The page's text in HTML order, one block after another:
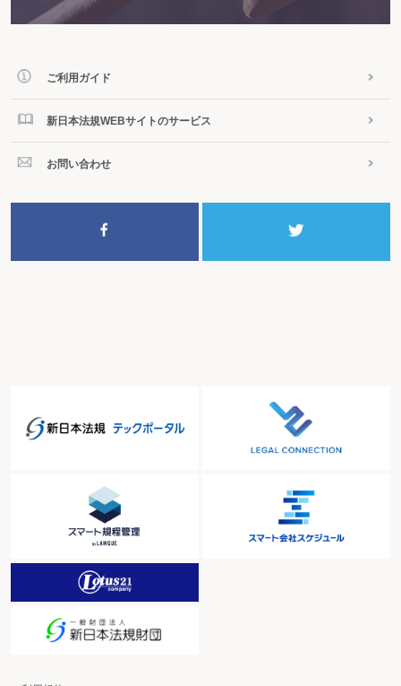
ご利用ガイド
新日本法規WEBサイトのサービス
お問い合わせ